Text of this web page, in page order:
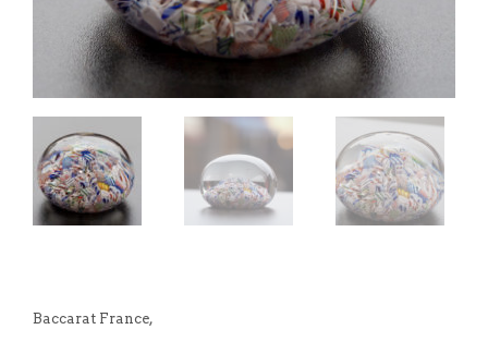
Baccarat France,